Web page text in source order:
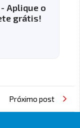
Aplique o
grátis!
Próximo post